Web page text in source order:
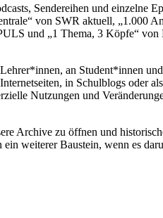
Sendereihen und einzelne
von SWR aktuell, „1.000
und „1 Thema, 3 Köpfe“
an Student*innen
in Schulblogs oder
Nutzungen und
Archive zu öffnen und
weiterer Baustein, wenn es